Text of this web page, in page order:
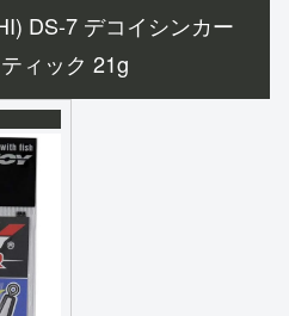
DS-7 デコイシンカー
ィック 21g